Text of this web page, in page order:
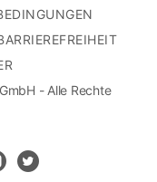
- Alle Rechte